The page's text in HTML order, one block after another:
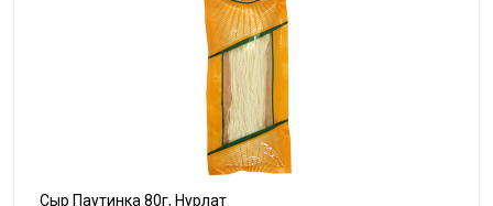
Сыр Паутинка 80г, Нурлат